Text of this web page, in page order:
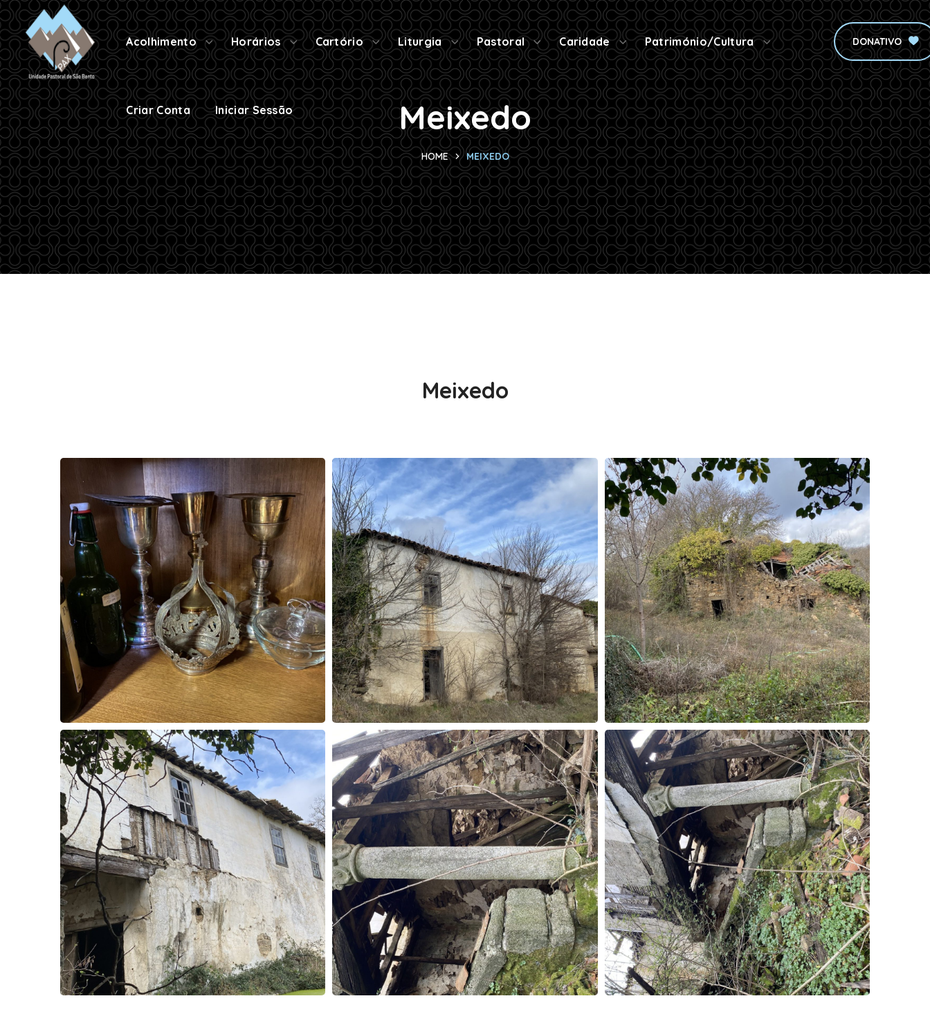
Acolhimento Horários Cartório Liturgia Pastoral Caridade Património/Cultura
Criar Conta Iniciar Sessão
DONATIVO
Criar Conta Iniciar Sessão
Meixedo
HOME MEIXEDO
Meixedo